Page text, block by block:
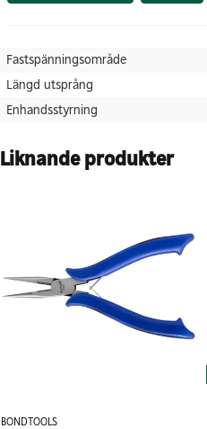
Fastspänningsområde
Längd utsprång
Enhandsstyrning
Liknande produkter
BONDTOOLS